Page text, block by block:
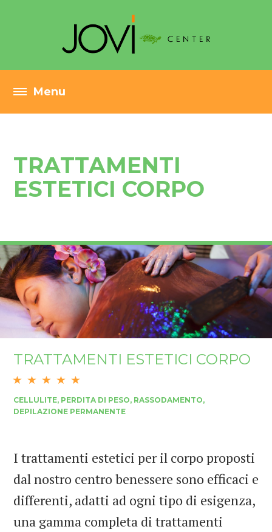
TRATTAMENTI
ESTETICI CORPO
TRATTAMENTI ESTETICI CORPO
CELLULITE, PERDITA DI PESO, RASSODAMENTO,
DEPILAZIONE PERMANENTE
I trattamenti estetici per il corpo proposti
dal nostro centro benessere sono efficaci e
differenti, adatti ad ogni tipo di esigenza,
una gamma completa di trattamenti